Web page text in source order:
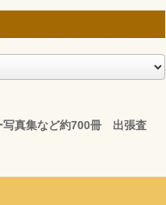
写真集など約700冊 出張査